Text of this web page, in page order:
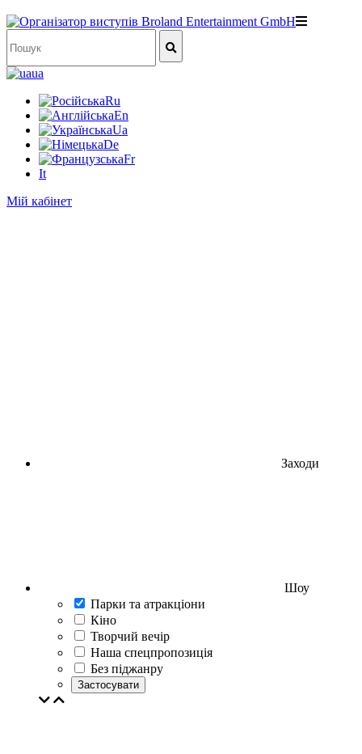
ua
Ru
En
Ua
De
Fr
It
Мій кабінет
Заходи
Шоу
Парки та атракціони
Кіно
Творчий вечір
Наша спецпропозиція
Без піджанру
Застосувати